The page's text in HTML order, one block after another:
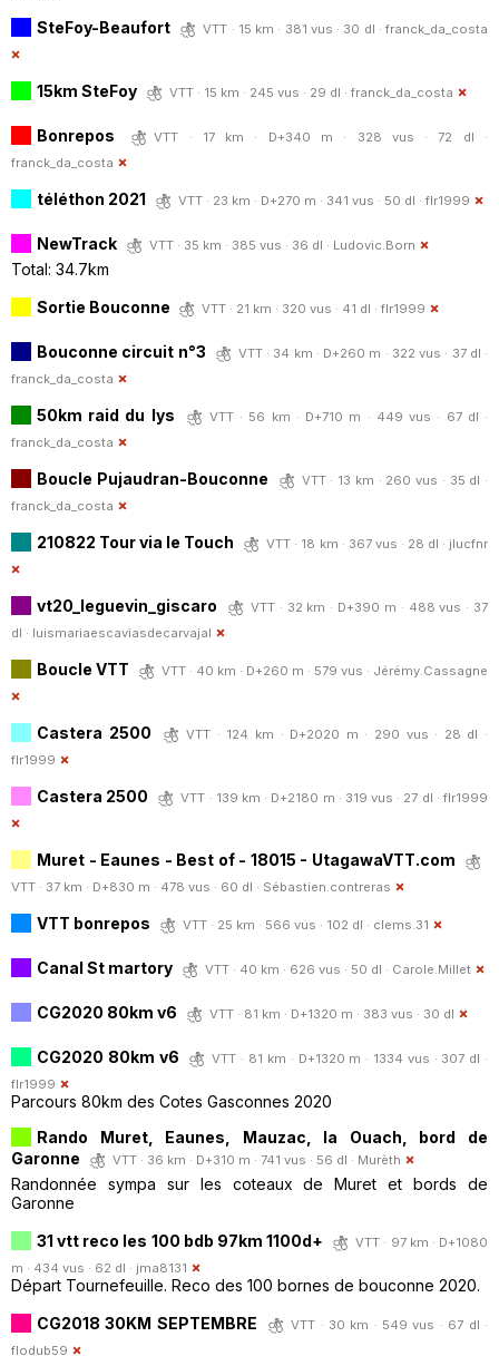
SteFoy-Beaufort
VTT · 15 km · 381 vus · 30 dl · franck_da_costa
15km SteFoy VTT · 15 km · 245 vus · 29 dl · franck_da_costa
Bonrepos
VTT · 17 km · D+340 m · 328 vus · 72 dl ·
franck_da_costa
téléthon 2021 VTT · 23 km · D+270 m · 341 vus · 50 dl · flr1999
NewTrack VTT · 35 km · 385 vus · 36 dl · Ludovic.Born
Total: 34.7km
Sortie Bouconne
VTT · 21 km · 320 vus · 41 dl · flr1999
Bouconne circuit n°3
VTT · 34 km · D+260 m · 322 vus · 37 dl ·
franck_da_costa
50km raid du lys
VTT · 56 km · D+710 m · 449 vus · 67 dl ·
franck_da_costa
Boucle Pujaudran-Bouconne
VTT · 13 km · 260 vus · 35 dl ·
franck_da_costa
210822 Tour via le Touch VTT · 18 km · 367 vus · 28 dl · jlucfnr
vt20_leguevin_giscaro
VTT · 32 km · D+390 m · 488 vus · 37
dl · luismariaescaviasdecarvajal
Boucle VTT VTT · 40 km · D+260 m · 579 vus · Jérémy.Cassagne
Castera 2500
VTT · 124 km · D+2020 m · 290 vus · 28 dl ·
flr1999
Castera 2500 VTT · 139 km · D+2180 m · 319 vus · 27 dl · flr1999
Muret - Eaunes - Best of - 18015 - UtagawaVTT.com
VTT · 37 km · D+830 m · 478 vus · 60 dl · Sébastien.contreras
VTT bonrepos VTT · 25 km · 566 vus · 102 dl · clems.31
Canal St martory VTT · 40 km · 626 vus · 50 dl · Carole.Millet
CG2020 80km v6 VTT · 81 km · D+1320 m · 383 vus · 30 dl
CG2020 80km v6
VTT · 81 km · D+1320 m · 1334 vus · 307 dl ·
flr1999
Parcours 80km des Cotes Gasconnes 2020
Rando Muret, Eaunes, Mauzac, la Ouach, bord de
Garonne
VTT · 36 km · D+310 m · 741 vus · 56 dl · Murèth
Randonnée sympa sur les coteaux de Muret et bords de
Garonne
31 vtt reco les 100 bdb 97km 1100d+
VTT · 97 km · D+1080
m · 434 vus · 62 dl · jma8131
Départ Tournefeuille. Reco des 100 bornes de bouconne 2020.
CG2018 30KM SEPTEMBRE
VTT · 30 km · 549 vus · 67 dl ·
flodub59